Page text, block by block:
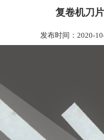
复卷机刀
发布时间：2020-